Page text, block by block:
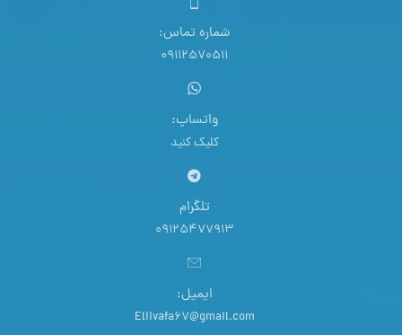
شماره تماس:
09112570511
واتساپ:
کلیک کنید
تلگرام
09125477913
ایمیل:
Eliivafa67@gmail.com